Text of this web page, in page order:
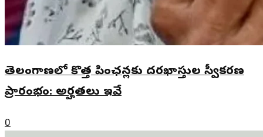
తెలంగాణలో కొత్త పింఛన్లకు దరఖాస్తుల స్వీకరణ
ప్రారంభం: అర్హతలు ఇవే
0